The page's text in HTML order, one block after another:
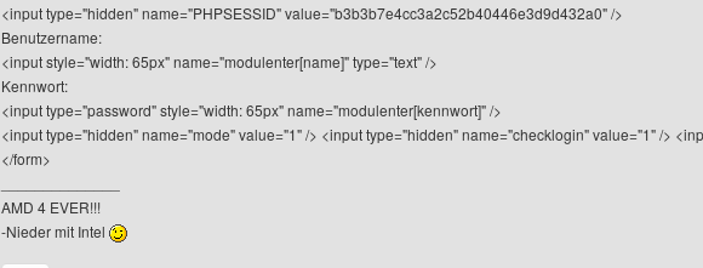
<input type="hidden" name="PHPSESSID" value="b3b3b7e4cc3a2c52b40446e3d9d432a0" />
Benutzername:
<input style="width: 65px" name="modulenter[name]" type="text" />
Kennwort:
<input type="password" style="width: 65px" name="modulenter[kennwort]" />
<input type="hidden" name="mode" value="1" /> <input type="hidden" name="checklogin" value="1" />
</form>
AMD 4 EVER!!!
-Nieder mit Intel